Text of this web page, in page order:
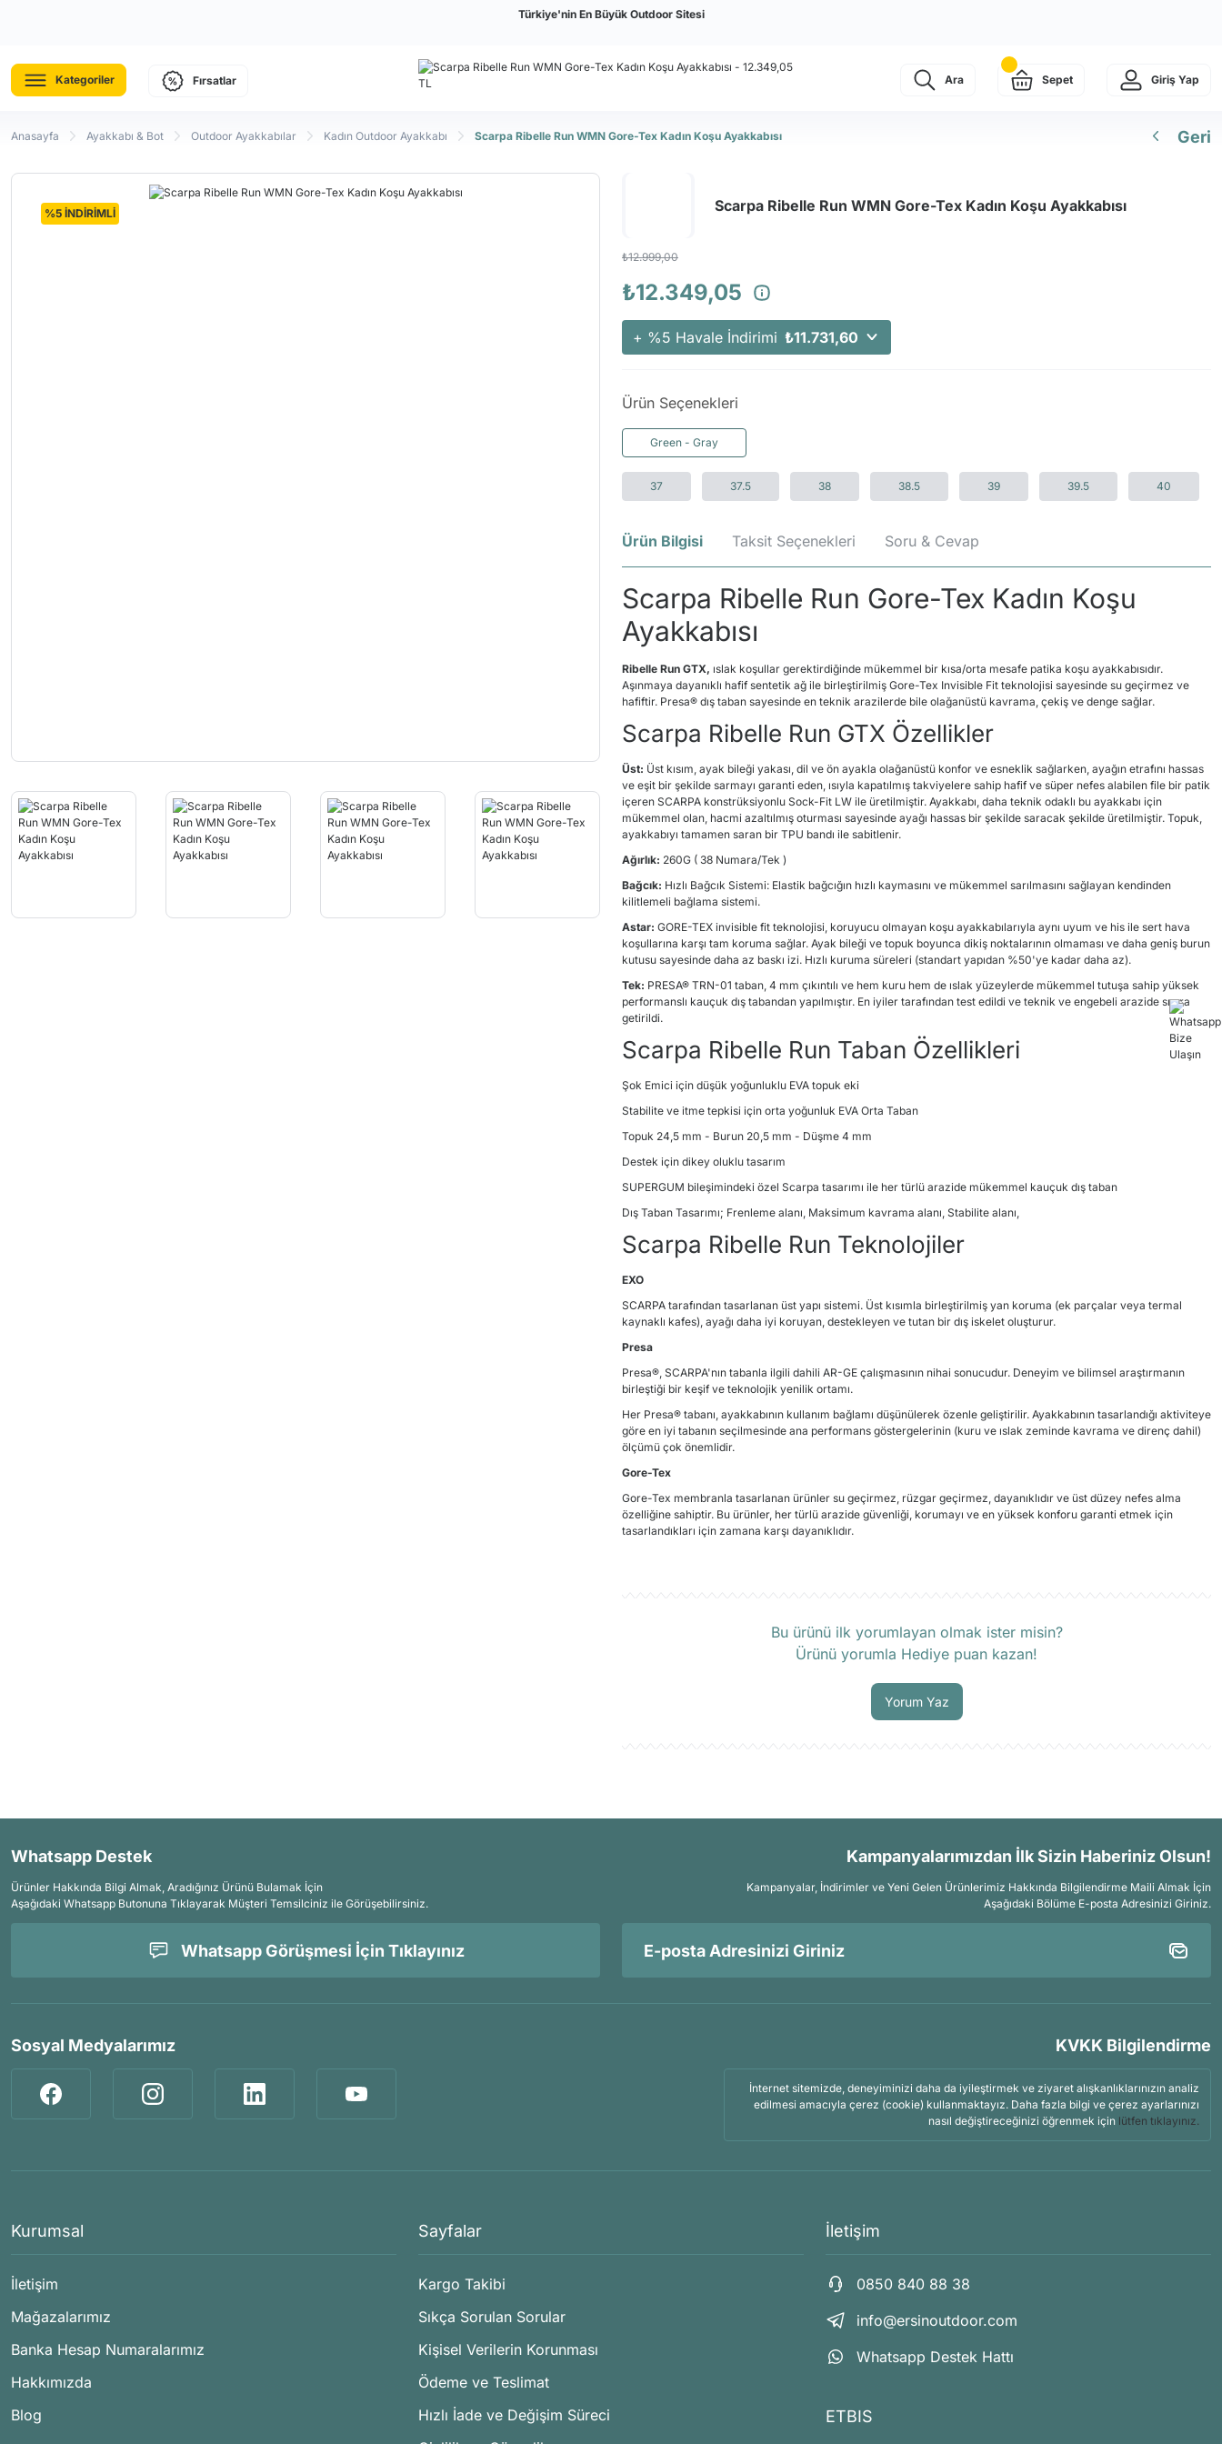
Türkiye'nin En Büyük Outdoor Sitesi
Kategoriler Fırsatlar Ara Sepet Giriş Yap
Anasayfa Ayakkabı & Bot Outdoor Ayakkabılar Kadın Outdoor Ayakkabı Scarpa Ribelle Run WMN Gore-Tex Kadın Koşu Ayakkabısı Geri
%5 İNDİRİMLİ Scarpa Ribelle Run WMN Gore-Tex Kadın Koşu Ayakkabısı
₺12.999,00
₺12.349,05
+ %5 Havale İndirimi ₺11.731,60
Ürün Seçenekleri
Green - Gray
37 37.5 38 38.5 39 39.5 40
Ürün Bilgisi Taksit Seçenekleri Soru & Cevap
Scarpa Ribelle Run Gore-Tex Kadın Koşu
Ayakkabısı
Ribelle Run GTX, ıslak koşullar gerektirdiğinde mükemmel bir kısa/orta mesafe patika koşu ayakkabısıdır.
Aşınmaya dayanıklı hafif sentetik ağ ile birleştirilmiş Gore-Tex Invisible Fit teknolojisi sayesinde su geçirmez ve
hafiftir. Presa® dış taban sayesinde en teknik arazilerde bile olağanüstü kavrama, çekiş ve denge sağlar.
Scarpa Ribelle Run GTX Özellikler
Üst: Üst kısım, ayak bileği yakası, dil ve ön ayakla olağanüstü konfor ve esneklik sağlarken, ayağın etrafını hassas
ve eşit bir şekilde sarmayı garanti eden, ısıyla kapatılmış takviyelere sahip hafif ve süper nefes alabilen file bir patik
içeren SCARPA konstrüksiyonlu Sock-Fit LW ile üretilmiştir. Ayakkabı, daha teknik odaklı bu ayakkabı için
mükemmel olan, hacmi azaltılmış oturması sayesinde ayağı hassas bir şekilde saracak şekilde üretilmiştir. Topuk,
ayakkabıyı tamamen saran bir TPU bandı ile sabitlenir.
Ağırlık: 260G ( 38 Numara/Tek )
Bağcık: Hızlı Bağcık Sistemi: Elastik bağcığın hızlı kaymasını ve mükemmel sarılmasını sağlayan kendinden
kilitlemeli bağlama sistemi.
Astar: GORE-TEX invisible fit teknolojisi, koruyucu olmayan koşu ayakkabılarıyla aynı uyum ve his ile sert hava
koşullarına karşı tam koruma sağlar. Ayak bileği ve topuk boyunca dikiş noktalarının olmaması ve daha geniş burun
kutusu sayesinde daha az baskı izi. Hızlı kuruma süreleri (standart yapıdan %50'ye kadar daha az).
Tek: PRESA® TRN-01 taban, 4 mm çıkıntılı ve hem kuru hem de ıslak yüzeylerde mükemmel tutuşa sahip yüksek
performanslı kauçuk dış tabandan yapılmıştır. En iyiler tarafından test edildi ve teknik ve engebeli arazide sınıra
getirildi.
Scarpa Ribelle Run Taban Özellikleri
Şok Emici için düşük yoğunluklu EVA topuk eki
Stabilite ve itme tepkisi için orta yoğunluk EVA Orta Taban
Topuk 24,5 mm - Burun 20,5 mm - Düşme 4 mm
Destek için dikey oluklu tasarım
SUPERGUM bileşimindeki özel Scarpa tasarımı ile her türlü arazide mükemmel kauçuk dış taban
Dış Taban Tasarımı; Frenleme alanı, Maksimum kavrama alanı, Stabilite alanı,
Scarpa Ribelle Run Teknolojiler
EXO
SCARPA tarafından tasarlanan üst yapı sistemi. Üst kısımla birleştirilmiş yan koruma (ek parçalar veya termal
kaynaklı kafes), ayağı daha iyi koruyan, destekleyen ve tutan bir dış iskelet oluşturur.
Presa
Presa®, SCARPA'nın tabanla ilgili dahili AR-GE çalışmasının nihai sonucudur. Deneyim ve bilimsel araştırmanın
birleştiği bir keşif ve teknolojik yenilik ortamı.
Her Presa® tabanı, ayakkabının kullanım bağlamı düşünülerek özenle geliştirilir. Ayakkabının tasarlandığı aktiviteye
göre en iyi tabanın seçilmesinde ana performans göstergelerinin (kuru ve ıslak zeminde kavrama ve direnç dahil)
ölçümü çok önemlidir.
Gore-Tex
Gore-Tex membranla tasarlanan ürünler su geçirmez, rüzgar geçirmez, dayanıklıdır ve üst düzey nefes alma
özelliğine sahiptir. Bu ürünler, her türlü arazide güvenliği, korumayı ve en yüksek konforu garanti etmek için
tasarlandıkları için zamana karşı dayanıklıdır.
Bu ürünü ilk yorumlayan olmak ister misin?
Ürünü yorumla Hediye puan kazan!
Yorum Yaz
Whatsapp Destek
Ürünler Hakkında Bilgi Almak, Aradığınız Ürünü Bulamak İçin
Aşağıdaki Whatsapp Butonuna Tıklayarak Müşteri Temsilciniz ile Görüşebilirsiniz.
Whatsapp Görüşmesi İçin Tıklayınız
Kampanyalarımızdan İlk Sizin Haberiniz Olsun!
Kampanyalar, İndirimler ve Yeni Gelen Ürünlerimiz Hakkında Bilgilendirme Maili Almak İçin
Aşağıdaki Bölüme E-posta Adresinizi Giriniz.
Sosyal Medyalarımız KVKK Bilgilendirme
İnternet sitemizde, deneyiminizi daha da iyileştirmek ve ziyaret alışkanlıklarınızın analiz
edilmesi amacıyla çerez (cookie) kullanmaktayız. Daha fazla bilgi ve çerez ayarlarınızı
nasıl değiştireceğinizi öğrenmek için lütfen tıklayınız.
Kurumsal
İletişim
Mağazalarımız
Banka Hesap Numaralarımız
Hakkımızda
Blog
Sayfalar
Kargo Takibi
Sıkça Sorulan Sorular
Kişisel Verilerin Korunması
Ödeme ve Teslimat
Hızlı İade ve Değişim Süreci
İletişim
0850 840 88 38
info@ersinoutdoor.com
Whatsapp Destek Hattı
ETBIS